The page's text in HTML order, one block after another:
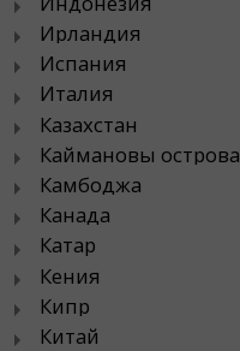
Ирландия
Испания
Италия
Казахстан
Каймановы острова
Камбоджа
Канада
Катар
Кения
Кипр
Китай